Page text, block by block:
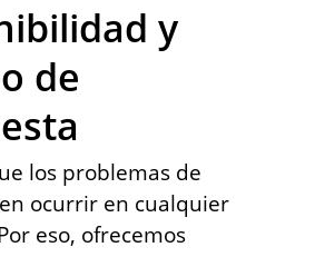
y
de
los problemas de
ocurrir en cualquier
eso, ofrecemos